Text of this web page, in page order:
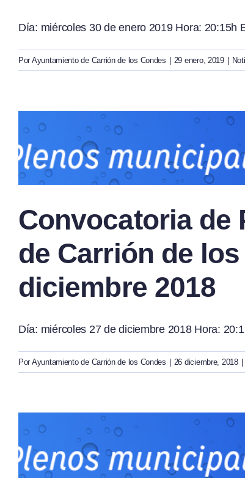
Día: miércoles 30 de enero 2019 Hora: 20:15h
Por Ayuntamiento de Carrión de los Condes 29 enero, 2019
Convocatoria de
de Carrión de
diciembre 2018
Día: miércoles 27 de diciembre 2018 Hora:
Por Ayuntamiento de Carrión de los Condes 26 diciembre, 2018